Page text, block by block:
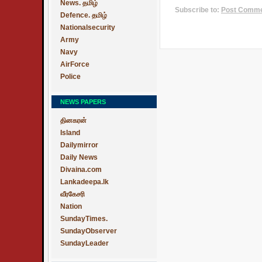
News. தமிழ்
Defence. தமிழ்
Nationalsecurity
Army
Navy
AirForce
Police
NEWS PAPERS
தினகரன்
Island
Dailymirror
Daily News
Divaina.com
Lankadeepa.lk
வீரகேசரி
Nation
SundayTimes.
SundayObserver
SundayLeader
Subscribe to: Post